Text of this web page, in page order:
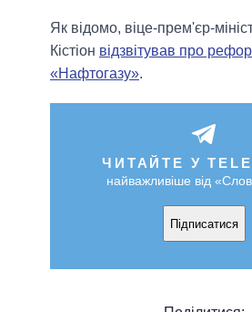
Як відомо, віце-прем'єр-
Кістіон відзвітував про
«Нафтогазу».
ЧИТАЙТЕ У
найважливіше від
Підписатися